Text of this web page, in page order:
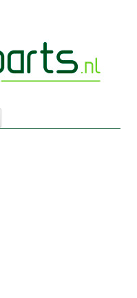
Spring naar de inhoud